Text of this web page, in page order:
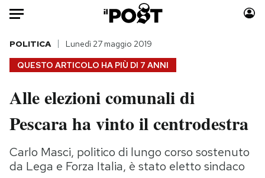
Auto
HOME
Italia
Politica
Tecnologia
Internet
Moda
Consumismi
Storie/Idee
Ok Boomer!
QUESTO ARTICOLO HA PIÙ DI 7 ANNI
POLITICA Lunedì 27 maggio 2019
Alle elezioni comunali di
Pescara ha vinto il centrodestra
Carlo Masci, politico di lungo corso sostenuto
da Lega e Forza Italia, è stato eletto sindaco